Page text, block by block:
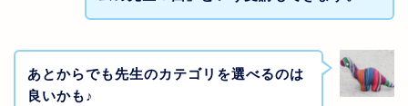
あとからでも先生のカテゴリを選べるのは
良いかも♪